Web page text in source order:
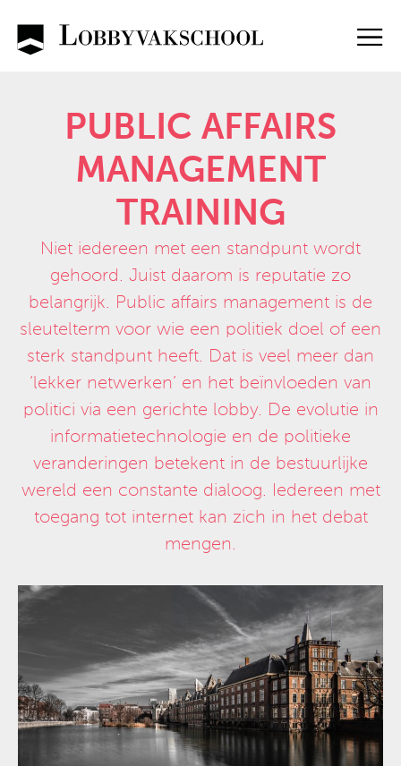
content
PUBLIC AFFAIRS
MANAGEMENT
TRAINING
Niet iedereen met een standpunt wordt
gehoord. Juist daarom is reputatie zo
belangrijk. Public affairs management is de
sleutelterm voor wie een politiek doel of een
sterk standpunt heeft. Dat is veel meer dan
‘lekker netwerken’ en het beïnvloeden van
politici via een gerichte lobby. De evolutie in
informatietechnologie en de politieke
veranderingen betekent in de bestuurlijke
wereld een constante dialoog. Iedereen met
toegang tot internet kan zich in het debat
mengen.